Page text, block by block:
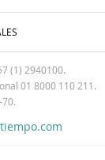
(1) 2940100.
01 8000 110 211.